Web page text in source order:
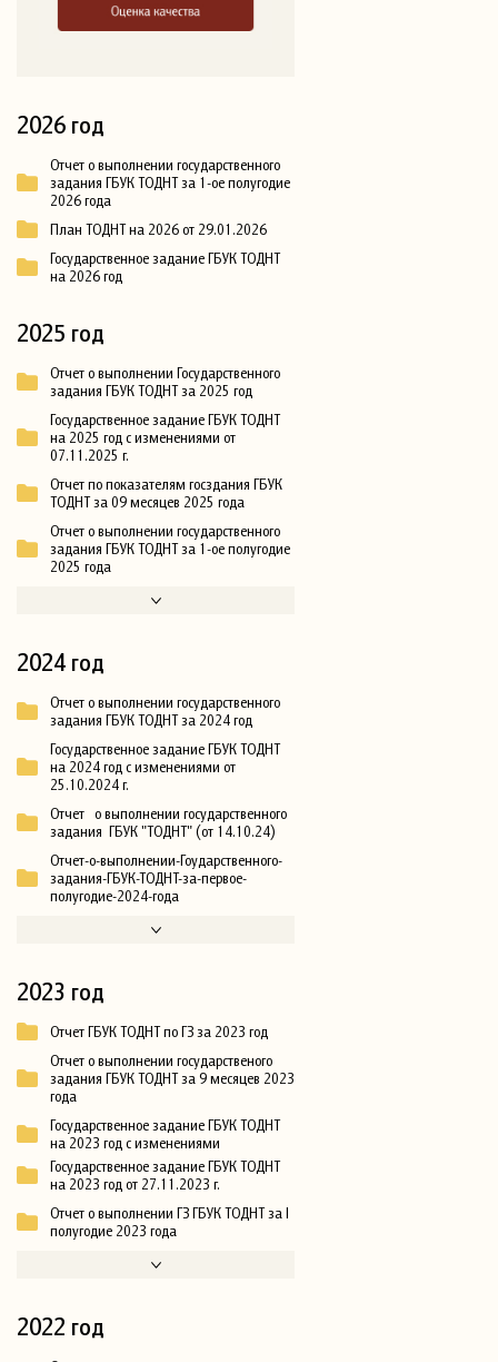
2026 год
Отчет о выполнении государственного
задания ГБУК ТОДНТ за 1-ое полугодие
2026 года
План ТОДНТ на 2026 от 29.01.2026
Государственное задание ГБУК ТОДНТ
на 2026 год
2025 год
Отчет о выполнении Государственного
задания ГБУК ТОДНТ за 2025 год
Государственное задание ГБУК ТОДНТ
на 2025 год с изменениями от
07.11.2025 г.
Отчет по показателям госздания ГБУК
ТОДНТ за 09 месяцев 2025 года
Отчет о выполнении государственного
задания ГБУК ТОДНТ за 1-ое полугодие
2025 года
2024 год
Отчет о выполнении государственного
задания ГБУК ТОДНТ за 2024 год
Государственное задание ГБУК ТОДНТ
на 2024 год с изменениями от
25.10.2024 г.
Отчет о выполнении государственного
задания ГБУК "ТОДНТ" (от 14.10.24)
Отчет-о-выполнении-Гоударственного-
задания-ГБУК-ТОДНТ-за-первое-
полугодие-2024-года
2023 год
Отчет ГБУК ТОДНТ по ГЗ за 2023 год
Отчет о выполнении государственого
задания ГБУК ТОДНТ за 9 месяцев 2023
года
Государственное задание ГБУК ТОДНТ
на 2023 год с изменениями
Государственное задание ГБУК ТОДНТ
на 2023 год от 27.11.2023 г.
Отчет о выполнении ГЗ ГБУК ТОДНТ за I
полугодие 2023 года
2022 год